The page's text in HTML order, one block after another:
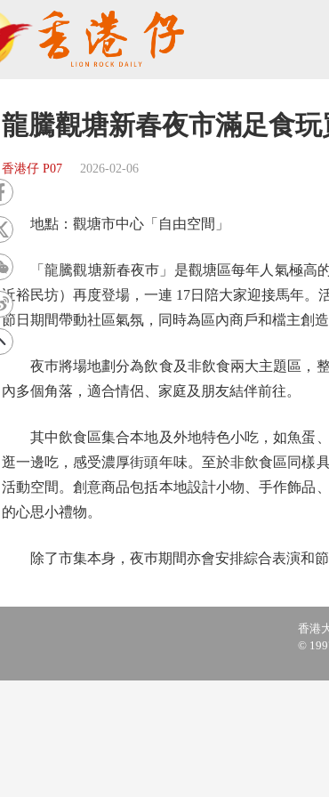
龍騰觀塘新春夜市滿足食玩
香港仔 P07 2026-02-06
地點：觀塘市中心「自由空間」
「龍騰觀塘新春夜巿」是觀塘區每年人氣極高的
近裕民坊）再度登場，一連 17日陪大家迎接馬年
節日期間帶動社區氣氛，同時為區內商戶和檔主創造
夜巿將場地劃分為飲食及非飲食兩大主題區，整
內多個角落，適合情侶、家庭及朋友結伴前往。
其中飲食區集合本地及外地特色小吃，如魚蛋、
逛一邊吃，感受濃厚街頭年味。至於非飲食區同樣
活動空間。創意商品包括本地設計小物、手作飾品
的心思小禮物。
除了市集本身，夜巿期間亦會安排綜合表演和節
香港
©